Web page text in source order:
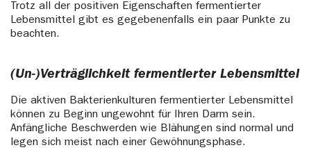
Trotz all der positiven Eigenschaften fermentierter
Lebensmittel gibt es gegebenenfalls ein paar Punkte zu
beachten.
(Un-)Verträglichkeit fermentierter Lebensmittel
Die aktiven Bakterienkulturen fermentierter Lebensmittel
können zu Beginn ungewohnt für Ihren Darm sein.
Anfängliche Beschwerden wie Blähungen sind normal und
legen sich meist nach einer Gewöhnungsphase.